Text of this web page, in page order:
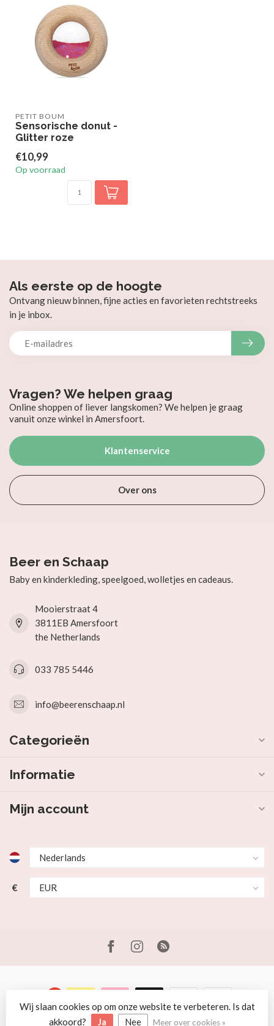
PETIT BOUM
Sensorische donut -
Glitter roze
€10,99
Op voorraad
Vragen? We helpen graag
Online shoppen of liever langskomen? We helpen je graag
vanuit onze winkel in Amersfoort.
Klantenservice
Over ons
Als eerste op de hoogte
Ontvang nieuw binnen, fijne acties en favorieten rechtstreeks
in je inbox.
Beer en Schaap
Baby en kinderkleding, speelgoed, wolletjes en cadeaus.
Mooierstraat 4
3811EB Amersfoort
the Netherlands
033 785 5446
info@beerenschaap.nl
Categorieën
Informatie
Mijn account
€
© Copyright 2026 Beer en Schaap
Wij slaan cookies op om onze website te verbeteren. Is dat
akkoord?
Ja Nee Meer over cookies »